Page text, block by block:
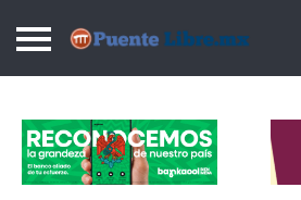
Puentelibre.mx
Local
Nacional